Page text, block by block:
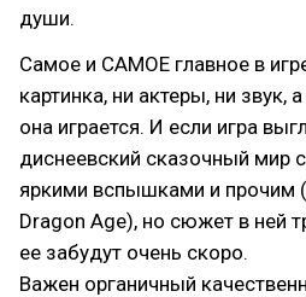
души.
Самое и САМОЕ главное в
картинка, ни актеры, ни звук,
она играется. И если игра
диснеевский сказочный мир
яркими вспышками и прочим
Dragon Age), но сюжет в ней
ее забудут очень скоро.
Важен органичный